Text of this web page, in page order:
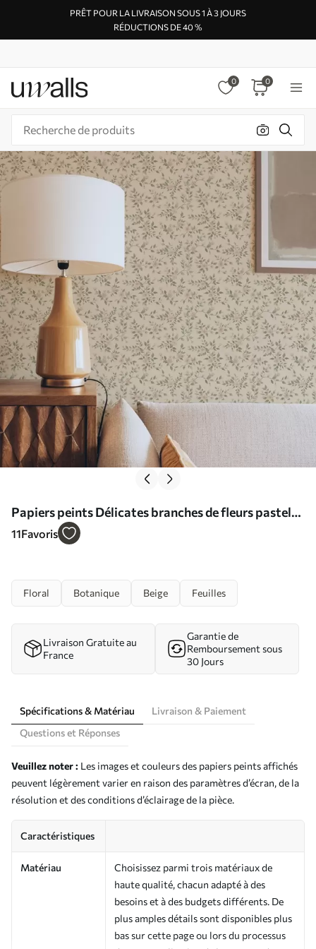
PRÊT POUR LA LIVRAISON SOUS 1 À 3 JOURS
RÉDUCTIONS DE 40 %
0 0
Papiers peints Délicates branches de fleurs pastel
sur fond beige Nr. a00390
11Favoris
Floral Botanique Beige Feuilles
Livraison Gratuite au
France
Garantie de
Remboursement sous
30 Jours
Spécifications & Matériau
Livraison & Paiement
Questions et Réponses
Veuillez noter : Les images et couleurs des papiers peints affichés
peuvent légèrement varier en raison des paramètres d’écran, de la
résolution et des conditions d’éclairage de la pièce.
Caractéristiques
Matériau
Choisissez parmi trois matériaux de
haute qualité, chacun adapté à des
besoins et à des budgets différents. De
plus amples détails sont disponibles plus
bas sur cette page ou lors du processus